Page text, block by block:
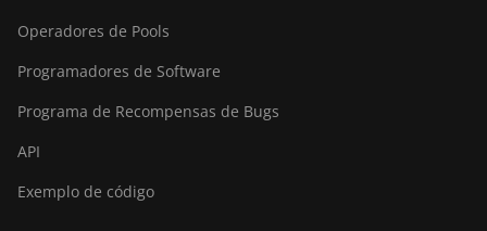
Operadores de Pools
Programadores de Software
Programa de Recompensas de Bugs
API
Exemplo de código